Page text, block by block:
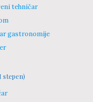
tehničar
gastronomije
stepen)